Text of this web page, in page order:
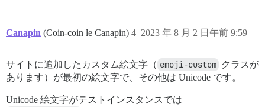
Canapin (Coin-coin le Canapin) 2023 年 8 月 2 日午前 9:59
4
サイトに追加したカスタム絵文字（ emoji-custom クラスが
あります）が最初の絵文字で、その他は Unicode です。
Unicode 絵文字がテストインスタンスでは